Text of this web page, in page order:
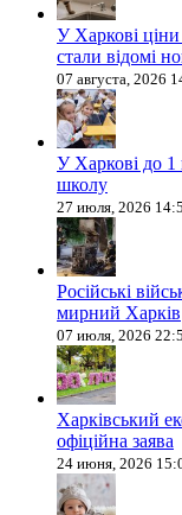
У Харкові ціни
стали відомі
07 августа, 2026
У Харкові до 1
школу
27 июля, 2026
Російські
мирний Харків
07 июля, 2026
Харківський
офіційна заява
24 июня, 2026